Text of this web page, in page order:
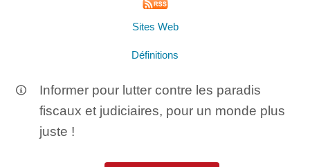
Sites Web
Définitions
Informer pour lutter contre les paradis
fiscaux et judiciaires, pour un monde plus
juste !